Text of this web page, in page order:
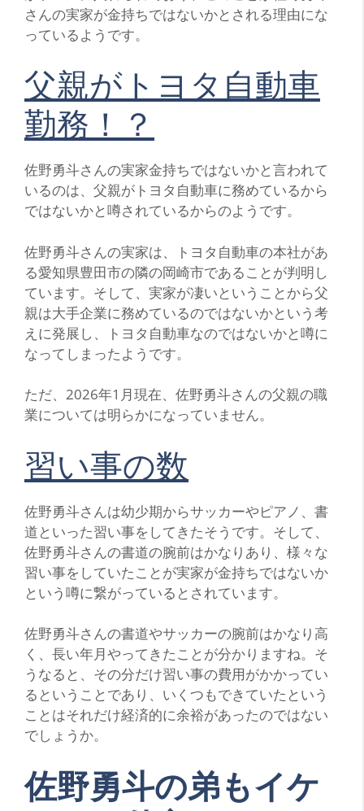
さんの実家が金持ちではないかとされる理由にな
っているようです。
父親がトヨタ自動車
勤務！？
佐野勇斗さんの実家金持ちではないかと言われて
いるのは、父親がトヨタ自動車に務めているから
ではないかと噂されているからのようです。
佐野勇斗さんの実家は、トヨタ自動車の本社があ
る愛知県豊田市の隣の岡崎市であることが判明し
ています。そして、実家が凄いということから父
親は大手企業に務めているのではないかという考
えに発展し、トヨタ自動車なのではないかと噂に
なってしまったようです。
ただ、2026年1月現在、佐野勇斗さんの父親の職
業については明らかになっていません。
習い事の数
佐野勇斗さんは幼少期からサッカーやピアノ、書
道といった習い事をしてきたそうです。そして、
佐野勇斗さんの書道の腕前はかなりあり、様々な
習い事をしていたことが実家が金持ちではないか
という噂に繋がっているとされています。
佐野勇斗さんの書道やサッカーの腕前はかなり高
く、長い年月やってきたことが分かりますね。そ
うなると、その分だけ習い事の費用がかかってい
るということであり、いくつもできていたという
ことはそれだけ経済的に余裕があったのではない
でしょうか。
佐野勇斗の弟もイケ